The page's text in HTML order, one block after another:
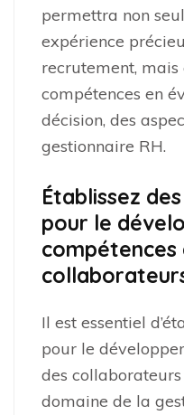
permettra non
expérience
recrutement, mais
compétences en
décision, des
gestionnaire RH.
Établissez
pour le
compétences
Il est essentiel
pour le
des
domaine de la